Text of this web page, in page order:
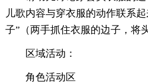
儿歌内容与穿衣服的动作联系
子”（两手抓住衣服的边子，将
区域活动：
角色活动区